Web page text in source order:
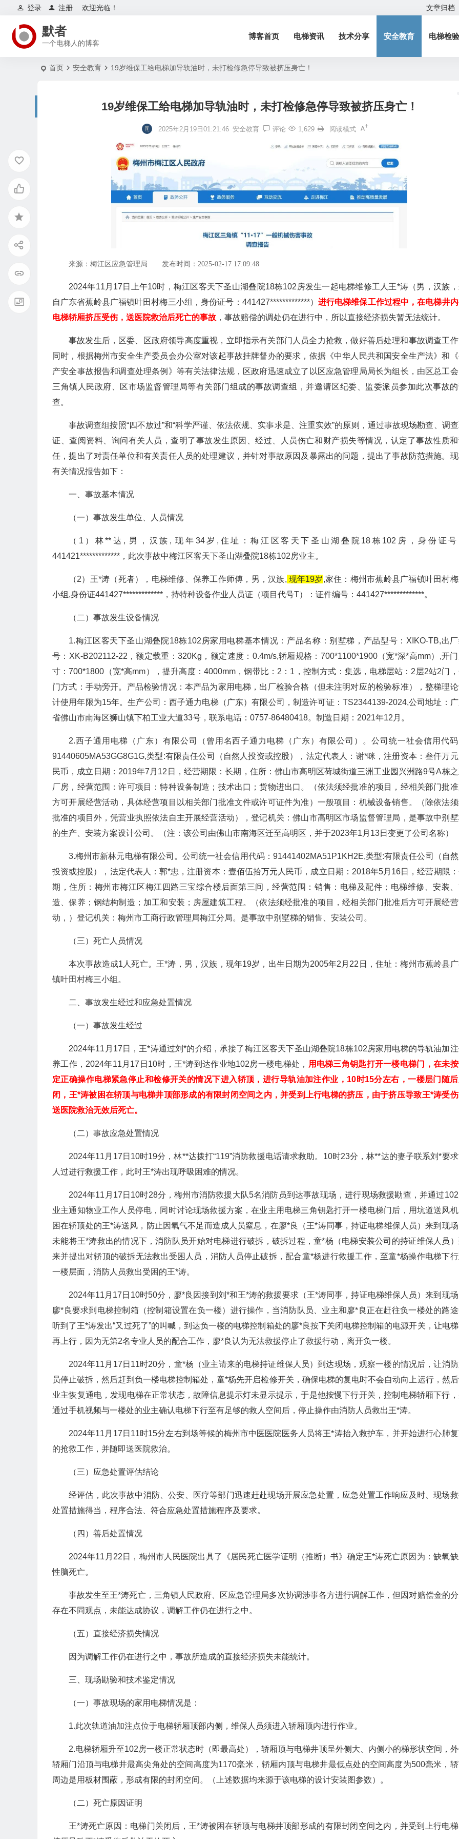
欢迎光临！
登录 注册 文章归档
默者
一个电梯人的博客
博客首页 电梯资讯 技术分享 安全教育 电梯检验
首页 安全教育 19岁维保工给电梯加导轨油时，未打检修急停导致被挤压身亡！
19岁维保工给电梯加导轨油时，未打检修急停导致被挤压身亡！
2025年2月19日01:21:46 安全教育 评论 1,629 阅读模式
来源：梅江区应急管理局 发布时间：2025-02-17 17:09:48
2024年11月17日上午10时，梅江区客天下圣山湖叠院18栋102房发生一起电梯维修工人王*涛（男，汉族
自广东省蕉岭县广福镇叶田村梅三小组，身份证号：441427*************） 进行电梯维保工作过程中，在电梯井
电梯轿厢挤压受伤，送医院救治后死亡的事故 ，事故赔偿的调处仍在进行中，所以直接经济损失暂无法统计。
事故发生后，区委、区政府领导高度重视，立即指示有关部门人员全力抢救，做好善后处理和事故调查工作
同时，根据梅州市安全生产委员会办公室对该起事故挂牌督办的要求，依据《中华人民共和国安全生产法》和
产安全事故报告和调查处理条例》等有关法律法规，区政府迅速成立了以区应急管理局局长为组长，由区总工会
三角镇人民政府、区市场监督管理局等有关部门组成的事故调查组，并邀请区纪委、监委派员参加此次事故的
查。
事故调查组按照“四不放过”和“科学严谨、依法依规、实事求是、注重实效”的原则，通过事故现场勘查、调
证、查阅资料、询问有关人员，查明了事故发生原因、经过、人员伤亡和财产损失等情况，认定了事故性质
任，提出了对责任单位和有关责任人员的处理建议，并针对事故原因及暴露出的问题，提出了事故防范措施。
有关情况报告如下：
一、事故基本情况
（一）事故发生单位、人员情况
（1）林**达, 男，汉族, 现年34岁,住址：梅江区客天下圣山湖叠院18栋102房，身份证号
441421*************，此次事故中梅江区客天下圣山湖叠院18栋102房业主。
（2）王*涛（死者），电梯维修、保养工作师傅，男，汉族, 现年19岁,家住：梅州市蕉岭县广福镇叶田村
小组,身份证441427*************，持特种设备作业人员证（项目代号T）：证件编号：441427*************。
（二）事故发生设备情况
1.梅江区客天下圣山湖叠院18栋102房家用电梯基本情况：产品名称：别墅梯，产品型号：XIKO-TB,出
号：XK-B202112-22，额定载重：320Kg，额定速度：0.4m/s,轿厢规格：700*1100*1900（宽*深*高mm）,开门
寸：700*1800（宽*高mm），提升高度：4000mm，钢带比：2：1，控制方式：集选，电梯层站：2层2站2门
门方式：手动旁开。产品检验情况：本产品为家用电梯，出厂检验合格（但未注明对应的检验标准），整梯理
计使用年限为15年。生产公司：西子通力电梯（广东）有限公司，制造许可证：TS2344139-2024,公司地址：
省佛山市南海区狮山镇下柏工业大道33号，联系电话：0757-86480418。制造日期：2021年12月。
2.西子通用电梯（广东）有限公司（曾用名西子通力电梯（广东）有限公司）。公司统一社会信用代码
91440605MA53GG8G1G,类型:有限责任公司（自然人投资或控股），法定代表人：谢*咪，注册资本：叁仟万元
民币，成立日期：2019年7月12日，经营期限：长期，住所：佛山市高明区荷城街道三洲工业园兴洲路9号A栋
厂房，经营范围：许可项目：特种设备制造；技术出口；货物进出口。（依法须经批准的项目，经相关部门批
方可开展经营活动，具体经营项目以相关部门批准文件或许可证件为准）一般项目：机械设备销售。（除依法
批准的项目外，凭营业执照依法自主开展经营活动），登记机关：佛山市高明区市场监督管理局，是事故中别
的生产、安装方案设计公司。（注：该公司由佛山市南海区迁至高明区，并于2023年1月13日变更了公司名称）
3.梅州市新林元电梯有限公司。公司统一社会信用代码：91441402MA51P1KH2E,类型:有限责任公司（自然
投资或控股），法定代表人：郭*忠，注册资本：壹佰伍拾万元人民币，成立日期：2018年5月16日，经营期限
期，住所：梅州市梅江区梅江四路三宝综合楼后面第三间，经营范围：销售：电梯及配件；电梯维修、安装
造、保养；钢结构制造；加工和安装；房屋建筑工程。（依法须经批准的项目，经相关部门批准后方可开展经
动，）登记机关：梅州市工商行政管理局梅江分局。是事故中别墅梯的销售、安装公司。
（三）死亡人员情况
本次事故造成1人死亡。王*涛，男，汉族，现年19岁，出生日期为2005年2月22日，住址：梅州市蕉岭县
镇叶田村梅三小组。
二、事故发生经过和应急处置情况
（一）事故发生经过
2024年11月17日，王*涛通过刘*的介绍，承接了梅江区客天下圣山湖叠院18栋102房家用电梯的导轨油加
养工作，2024年11月17日10时，王*涛到达作业地102房一楼电梯处， 用电梯三角钥匙打开一楼电梯门，在未
定正确操作电梯紧急停止和检修开关的情况下进入轿顶，进行导轨油加注作业，10时15分左右，一楼层门随
闭，王*涛被困在轿顶与电梯井顶部形成的有限封闭空间之内，并受到上行电梯的挤压，由于挤压导致王*涛受伤
送医院救治无效后死亡。
（二）事故应急处置情况
2024年11月17日10时19分，林**达拨打“119”消防救援电话请求救助。10时23分，林**达的妻子联系刘*要
人过进行救援工作，此时王*涛出现呼吸困难的情况。
2024年11月17日10时28分，梅州市消防救援大队5名消防员到达事故现场，进行现场救援勘查，并通过
业主通知物业工作人员停电，同时讨论现场救援方案，在业主用电梯三角钥匙打开一楼电梯门后，用坑道送风机
困在轿顶处的王*涛送风，防止因氧气不足而造成人员窒息，在廖*良（王*涛同事，持证电梯维保人员）来到现场
未能将王*涛救出的情况下，消防队员开始对电梯进行破拆，破拆过程，童*杨（电梯安装公司的持证维保人员）
来并提出对轿顶的破拆无法救出受困人员，消防人员停止破拆，配合童*杨进行救援工作，至童*杨操作电梯下
一楼层面，消防人员救出受困的王*涛。
2024年11月17日10时50分，廖*良因接到刘*和王*涛的救援要求（王*涛同事，持证电梯维保人员）来到现场
廖*良要求到电梯控制箱（控制箱设置在负一楼）进行操作，当消防队员、业主和廖*良正在赶往负一楼处的路途
听到了王*涛发出“又过死了”的叫喊，到达负一楼的电梯控制箱处的廖*良按下关闭电梯控制箱的电源开关，让电
再上行，因为无第2名专业人员的配合工作，廖*良认为无法救援停止了救援行动，离开负一楼。
2024年11月17日11时20分，童*杨（业主请来的电梯持证维保人员）到达现场，观察一楼的情况后，让消防
员停止破拆，然后赶到负一楼电梯控制箱处，童*杨先开启检修开关，确保电梯的复电时不会自动向上运行，然
业主恢复通电，发现电梯在正常状态，故障信息提示灯未显示提示，于是他按慢下行开关，控制电梯轿厢下行
通过手机视频与一楼处的业主确认电梯下行至有足够的救人空间后，停止操作由消防人员救出王*涛。
2024年11月17日11时15分左右到场等候的梅州市中医医院医务人员将王*涛抬入救护车，并开始进行心肺
的抢救工作，并随即送医院救治。
（三）应急处置评估结论
经评估，此次事故中消防、公安、医疗等部门迅速赶赴现场开展应急处置，应急处置工作响应及时、现场
处置措施得当，程序合法、符合应急处置措施程序及要求。
（四）善后处置情况
2024年11月22日，梅州市人民医院出具了《居民死亡医学证明（推断）书》确定王*涛死亡原因为：缺氧缺
性脑死亡。
事故发生至王*涛死亡，三角镇人民政府、区应急管理局多次协调涉事各方进行调解工作，但因对赔偿金的
存在不同观点，未能达成协议，调解工作仍在进行之中。
（五）直接经济损失情况
因为调解工作仍在进行之中，事故所造成的直接经济损失未能统计。
三、现场勘验和技术鉴定情况
（一）事故现场的家用电梯情况是：
1.此次轨道油加注点位于电梯轿厢顶部内侧，维保人员须进入轿厢顶内进行作业。
2.电梯轿厢升至102房一楼正常状态时（即最高处），轿厢顶与电梯井顶呈外侧大、内侧小的梯形状空间，外
轿厢门沿顶与电梯井最高尖角处的空间高度为1170毫米，轿厢内顶与电梯井最低点处的空间高度为500毫米，
周边是用板材围蔽，形成有限的封闭空间。（上述数据均来源于该电梯的设计安装图参数）。
（二）死亡原因证明
王*涛死亡原因：电梯门关闭后，王*涛被困在轿顶与电梯井顶部形成的有限封闭空间之内，并受到上行电